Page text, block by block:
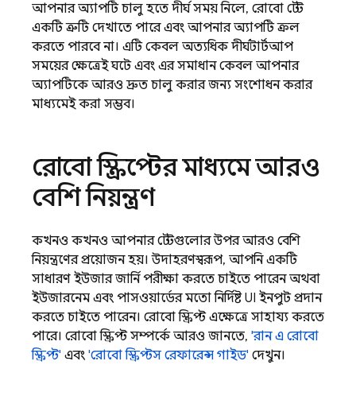
আপনার অ্যাপটি চালু হতে দীর্ঘ সময় নিলে, রোবো টেস্ট
একটি ত্রুটি দেখাতে পারে এবং আপনার অ্যাপটি ক্রল
করতে পারবে না। এটি কেবল অত্যধিক দীর্ঘ স্টার্টআপ
সময়ের ক্ষেত্রেই ঘটে এবং এর সমাধান কেবল আপনার
অ্যাপটিকে আরও দ্রুত চালু করার জন্য সংশোধন করার
মাধ্যমেই করা সম্ভব।
রোবো স্ক্রিপ্টের মাধ্যমে আরও
বেশি নিয়ন্ত্রণ
কখনও কখনও আপনার টেস্টগুলোর উপর আরও বেশি
নিয়ন্ত্রণের প্রয়োজন হয়। উদাহরণস্বরূপ, আপনি একটি
সাধারণ ইউজার জার্নি পরীক্ষা করতে চাইতে পারেন অথবা
ইউজারনেম এবং পাসওয়ার্ডের মতো নির্দিষ্ট UI ইনপুট প্রদান
করতে চাইতে পারেন। রোবো স্ক্রিপ্ট এক্ষেত্রে সাহায্য করতে
পারে। রোবো স্ক্রিপ্ট সম্পর্কে আরও জানতে, 'রান এ রোবো
স্ক্রিপ্ট' এবং 'রোবো স্ক্রিপ্টস রেফারেন্স গাইড' দেখুন।